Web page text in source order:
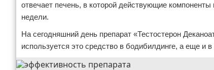
отвечает печень, в которой действующие
недели.
На сегодняшний день препарат «Тестостерон
используется это средство в бодибилдинге, а еще и